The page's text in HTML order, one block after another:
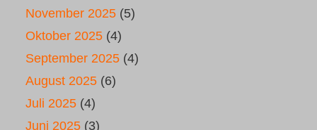
November 2025 (5)
Oktober 2025 (4)
September 2025 (4)
August 2025 (6)
Juli 2025 (4)
Juni 2025 (3)